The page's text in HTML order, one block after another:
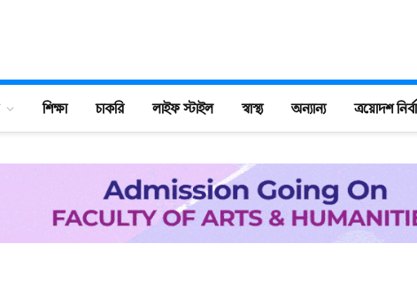
শিক্ষা চাকরি লাইফ স্টাইল স্বাস্থ্য অন্যান্য ত্রয়োদশ